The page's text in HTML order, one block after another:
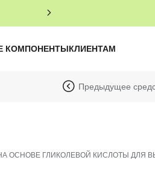
КОМПОНЕНТЫКЛИЕНТАМ
Предыдущее
ОСНОВЕ ГЛИКОЛЕВОЙ КИСЛОТЫ ДЛЯ